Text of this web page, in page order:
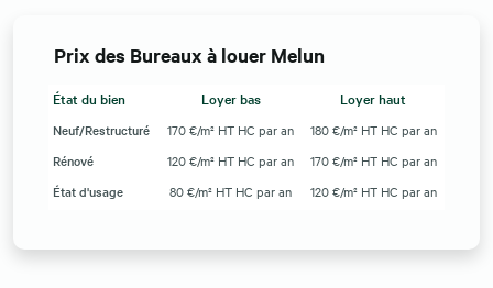
Prix des Bureaux à louer Melun
État du bien Loyer bas Loyer haut
Neuf/Restructuré 170 €/m² HT HC par an
180 €/m² HT HC par an
Rénové
120 €/m² HT HC par an
170 €/m² HT HC par an
État d'usage
80 €/m² HT HC par an 120 €/m² HT HC par an